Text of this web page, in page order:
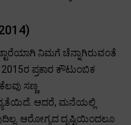
ನಿಮಗೆ ಚೆನ್ನಾಗಿರುವಂತೆ
2015ರ ಪ್ರಕಾರ ಕೌಟುಂಬಿಕ
ಸಣ್ಣ
ಆದರೆ, ಮನೆಯಲ್ಲಿ
ಆರೋಗ್ಯದ ದೃಷ್ಟಿಯಿಂದಲೂ